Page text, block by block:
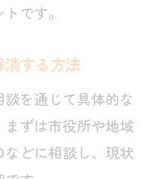
です。
する方法
を通じて具体的な
ずは市役所や地域
どに相談し、現状